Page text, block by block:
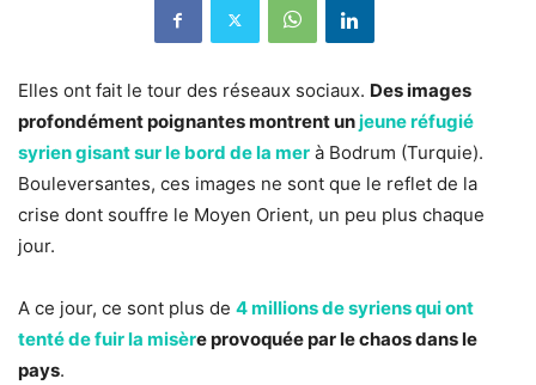
Elles ont fait le tour des réseaux sociaux. Des images
profondément poignantes montrent unjeune réfugié
syrien gisant sur le bord de la mer à Bodrum (Turquie).
Bouleversantes, ces images ne sont que le reflet de la
crise dont souffre le Moyen Orient, un peu plus chaque
jour.
A ce jour, ce sont plus de 4 millions de syriens qui ont
tenté de fuir la misère provoquée par le chaos dans le
pays.